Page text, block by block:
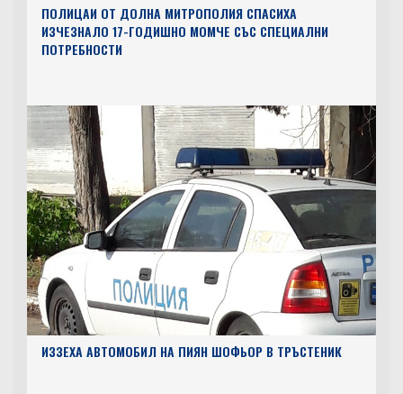
ПОЛИЦАИ ОТ ДОЛНА МИТРОПОЛИЯ СПАСИХА
ИЗЧЕЗНАЛО 17-ГОДИШНО МОМЧЕ СЪС СПЕЦИАЛНИ
ПОТРЕБНОСТИ
ИЗЗЕХА АВТОМОБИЛ НА ПИЯН ШОФЬОР В ТРЪСТЕНИК